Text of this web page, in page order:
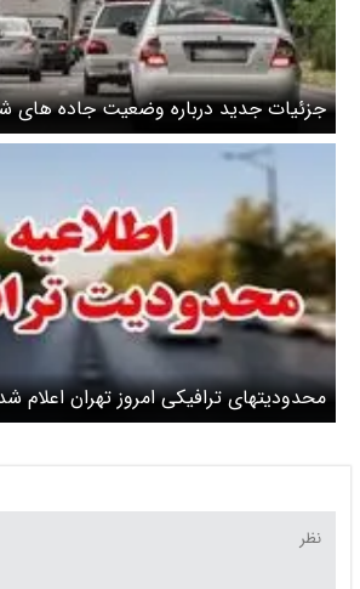
جزئیات جدید درباره وضعیت جاده های
سنگین در جاده های شمالی
محدودیتهای ترافیکی امروز تهران اعلام
گسترده در خیابانهای اطراف میدان امام